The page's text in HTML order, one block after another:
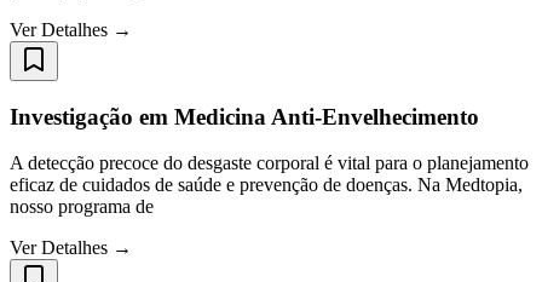
Ver Detalhes →
Investigação em Medicina Anti-Envelhecimento
A detecção precoce do desgaste corporal é vital para o planejamento
eficaz de cuidados de saúde e prevenção de doenças. Na Medtopia,
nosso programa de
Ver Detalhes →